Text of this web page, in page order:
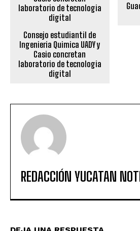
Consejo estudiantil de
Ingenieria Quimica UADY y
Casio concretan
laboratorio de tecnologia
digital
REDACCIÓN YUCATAN